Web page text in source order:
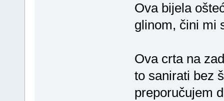
Ova bijela
glinom, čini mi
Ova crta na
to sanirati bez
preporučujem